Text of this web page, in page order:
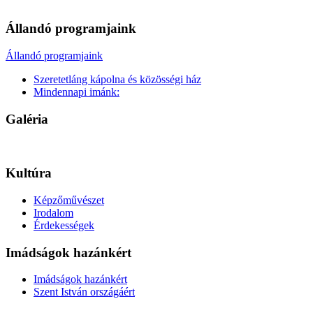
Állandó programjaink
Állandó programjaink
Szeretetláng kápolna és közösségi ház
Mindennapi imánk:
Galéria
Kultúra
Képzőművészet
Irodalom
Érdekességek
Imádságok hazánkért
Imádságok hazánkért
Szent István országáért